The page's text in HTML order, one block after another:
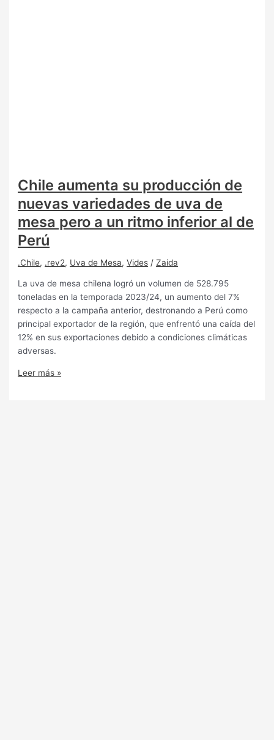
Chile aumenta su producción de
nuevas variedades de uva de
mesa pero a un ritmo inferior al de
Perú
.Chile, .rev2, Uva de Mesa,Vides /Zaida
La uva de mesa chilena logró un volumen de 528.795
toneladas en la temporada 2023/24, un aumento del 7%
respecto a la campaña anterior, destronando a Perú como
principal exportador de la región, que enfrentó una caída del
12% en sus exportaciones debido a condiciones climáticas
adversas.
Leer más »